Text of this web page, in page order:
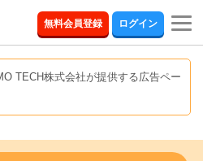
無料会員登録 ログイン
TECH株式会社が提供する広告ペー